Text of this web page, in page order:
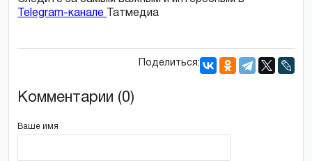
Telegram-канале
Татмедиа
Поделиться:
Комментарии (0)
Ваше имя